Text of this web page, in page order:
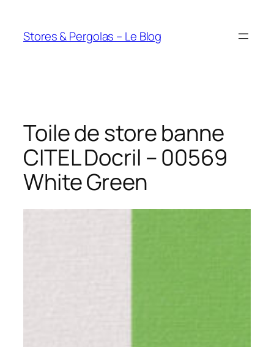
contenu
Stores & Pergolas – Le Blog
Toile de store banne
CITEL Docril – 00569
White Green